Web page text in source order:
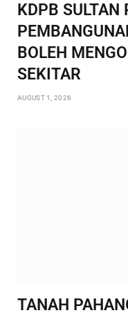
KDPB SULTAN
BOLEH
SEKITAR
AUGUST 1, 2026
TANAH